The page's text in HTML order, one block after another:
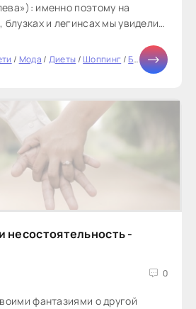
именно поэтому на
блузках и легинсах мы увидели
таких нарядах дизайнеры хотят
/ Мода/ Диеты/Шоппинг /Бизнес /Мир
несостоятельность -
0
фантазиями о другой